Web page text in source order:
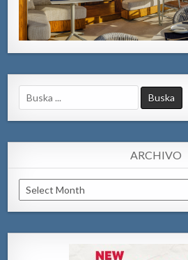
Search
for:
ARCHIVO
Archivo